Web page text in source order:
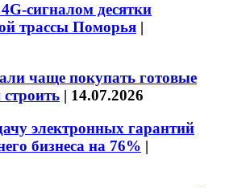
сигналом десятки
трассы Поморья |
чаще покупать готовые
| 14.07.2026
электронных гарантий
бизнеса на 76% |